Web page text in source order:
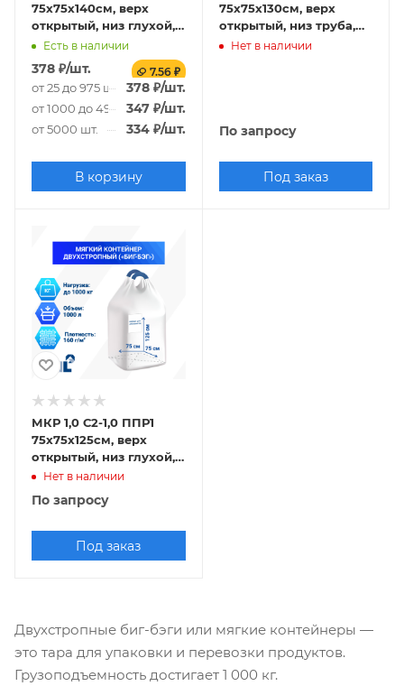
75х75х140см, верх
открытый, низ глухой,
140г/м2
Есть в наличии
378 ₽/шт. 7.56 ₽
от 25 до 975 шт. 378₽/шт.
от 1000 до 4975 шт.
347₽/шт.
от 5000 шт. 334₽/шт.
В корзину
75х75х130см, верх
открытый, низ труба,
140г/м2
Нет в наличии
По запросу
Под заказ
МКР 1,0 С2-1,0 ППР1
75х75х125см, верх
открытый, низ глухой,
160г/м2
Нет в наличии
По запросу
Под заказ
Двухстропные биг-бэги или мягкие контейнеры —
это тара для упаковки и перевозки продуктов.
Грузоподъемность достигает 1 000 кг.